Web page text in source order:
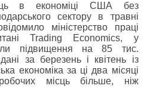
в економіці США без
сектору в травні
міністерство праці
Trading Economics, у
підвищення на 85 тис.
за березень і квітень із
економіка за ці два місяці
місць більше, ніж